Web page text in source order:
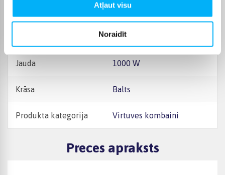
Atļaut visu
Noraidīt
Adler
24 mēn.
Jauda 1000 W
Krāsa Balts
Produkta kategorija Virtuves kombaini
Preces apraksts